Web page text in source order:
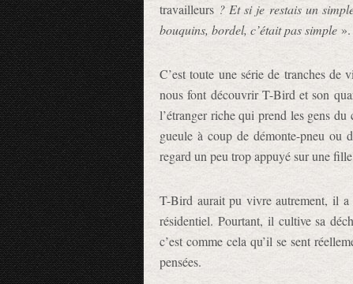
travailleurs ? Et si je restais un
bouquins, bordel, c’était pas simple ».
C’est toute une série de tranches de
nous font découvrir T-Bird et son
l’étranger riche qui prend les gens
gueule à coup de démonte-pneu ou
regard un peu trop appuyé sur une
T-Bird aurait pu vivre autrement, il a
résidentiel. Pourtant, il cultive sa
c’est comme cela qu’il se sent
pensées.